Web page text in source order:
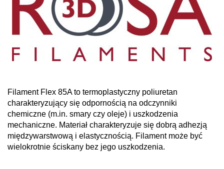
Filament Flex 85A to termoplastyczny poliuretan
charakteryzujący się odpornością na odczynniki
chemiczne (m.in. smary czy oleje) i uszkodzenia
mechaniczne. Materiał charakteryzuje się dobrą adhezją
międzywarstwową i elastycznością. Filament może być
wielokrotnie ściskany bez jego uszkodzenia.